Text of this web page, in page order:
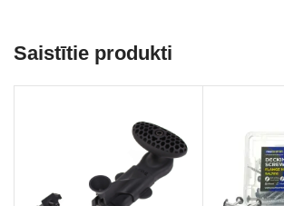
Saistītie produkti